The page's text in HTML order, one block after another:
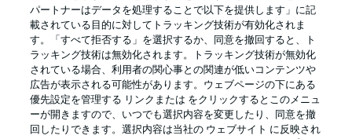
Official Partners
パートナーはデータを処理することで以下を提供します」に記
載されている目的に対してトラッキング技術が有効化されま
す。「すべて拒否する」を選択するか、同意を撤回すると、ト
ラッキング技術は無効化されます。トラッキング技術が無効化
されている場合、利用者の関心事との関連が低いコンテンツや
広告が表示される可能性があります。ウェブページの下にある
優先設定を管理する リンクまたは をクリックするとこのメニュ
ーが開きますので、いつでも選択内容を変更したり、同意を撤
回したりできます。選択内容は当社の ウェブサイト に反映され